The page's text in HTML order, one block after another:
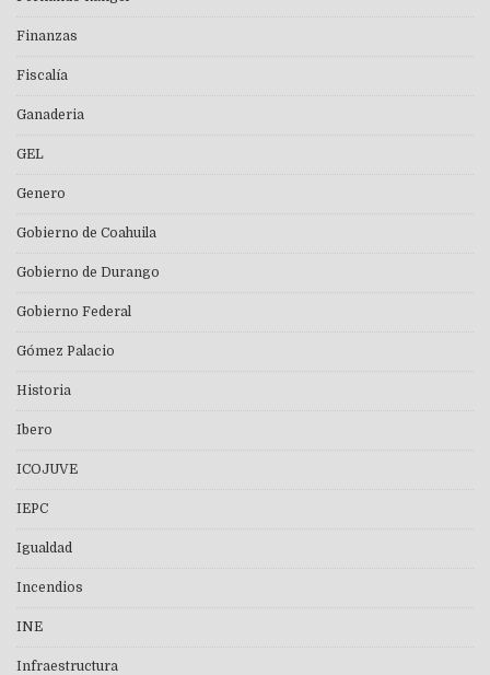
Finanzas
Fiscalía
Ganaderia
GEL
Genero
Gobierno de Coahuila
Gobierno de Durango
Gobierno Federal
Gómez Palacio
Historia
Ibero
ICOJUVE
IEPC
Igualdad
Incendios
INE
Infraestructura